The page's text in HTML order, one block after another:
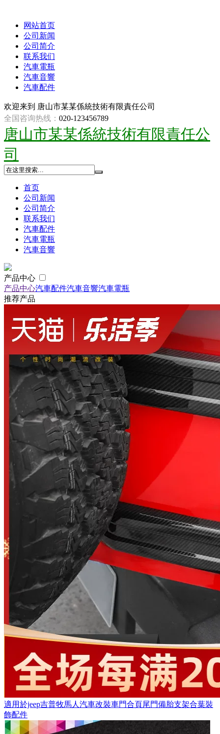
网站首页
公司新闻
公司简介
联系我们
汽車電瓶
汽車音響
汽車配件
欢迎来到 唐山市某某係統技術有限責任公司
全国咨询热线： 020-123456789
唐山市某某係統技術有限責任公
司
首页
公司新闻
公司简介
联系我们
汽車配件
汽車電瓶
汽車音響
产品中心
产品中心汽車配件汽車音響汽車電瓶
推荐产品
適用於jeep吉普牧馬人汽車改裝車門合頁尾門備胎支架合葉裝
飾配件